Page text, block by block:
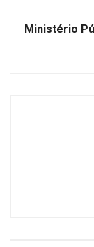
Ministério